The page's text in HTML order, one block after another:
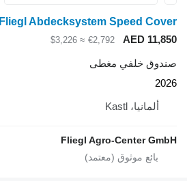
Fliegl Abdecksystem Speed Cover
AED 11,850
€2,792
≈ $3,226
صندوق خلفي مغطى
2026
ألمانيا، Kastl
Fliegl Agro-Center GmbH